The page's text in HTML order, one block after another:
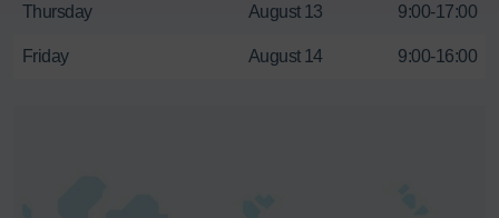
Thursday August 13 9:00-17:00
Friday August 14 9:00-16:00